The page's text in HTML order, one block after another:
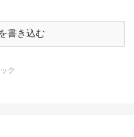
書き込む
ク